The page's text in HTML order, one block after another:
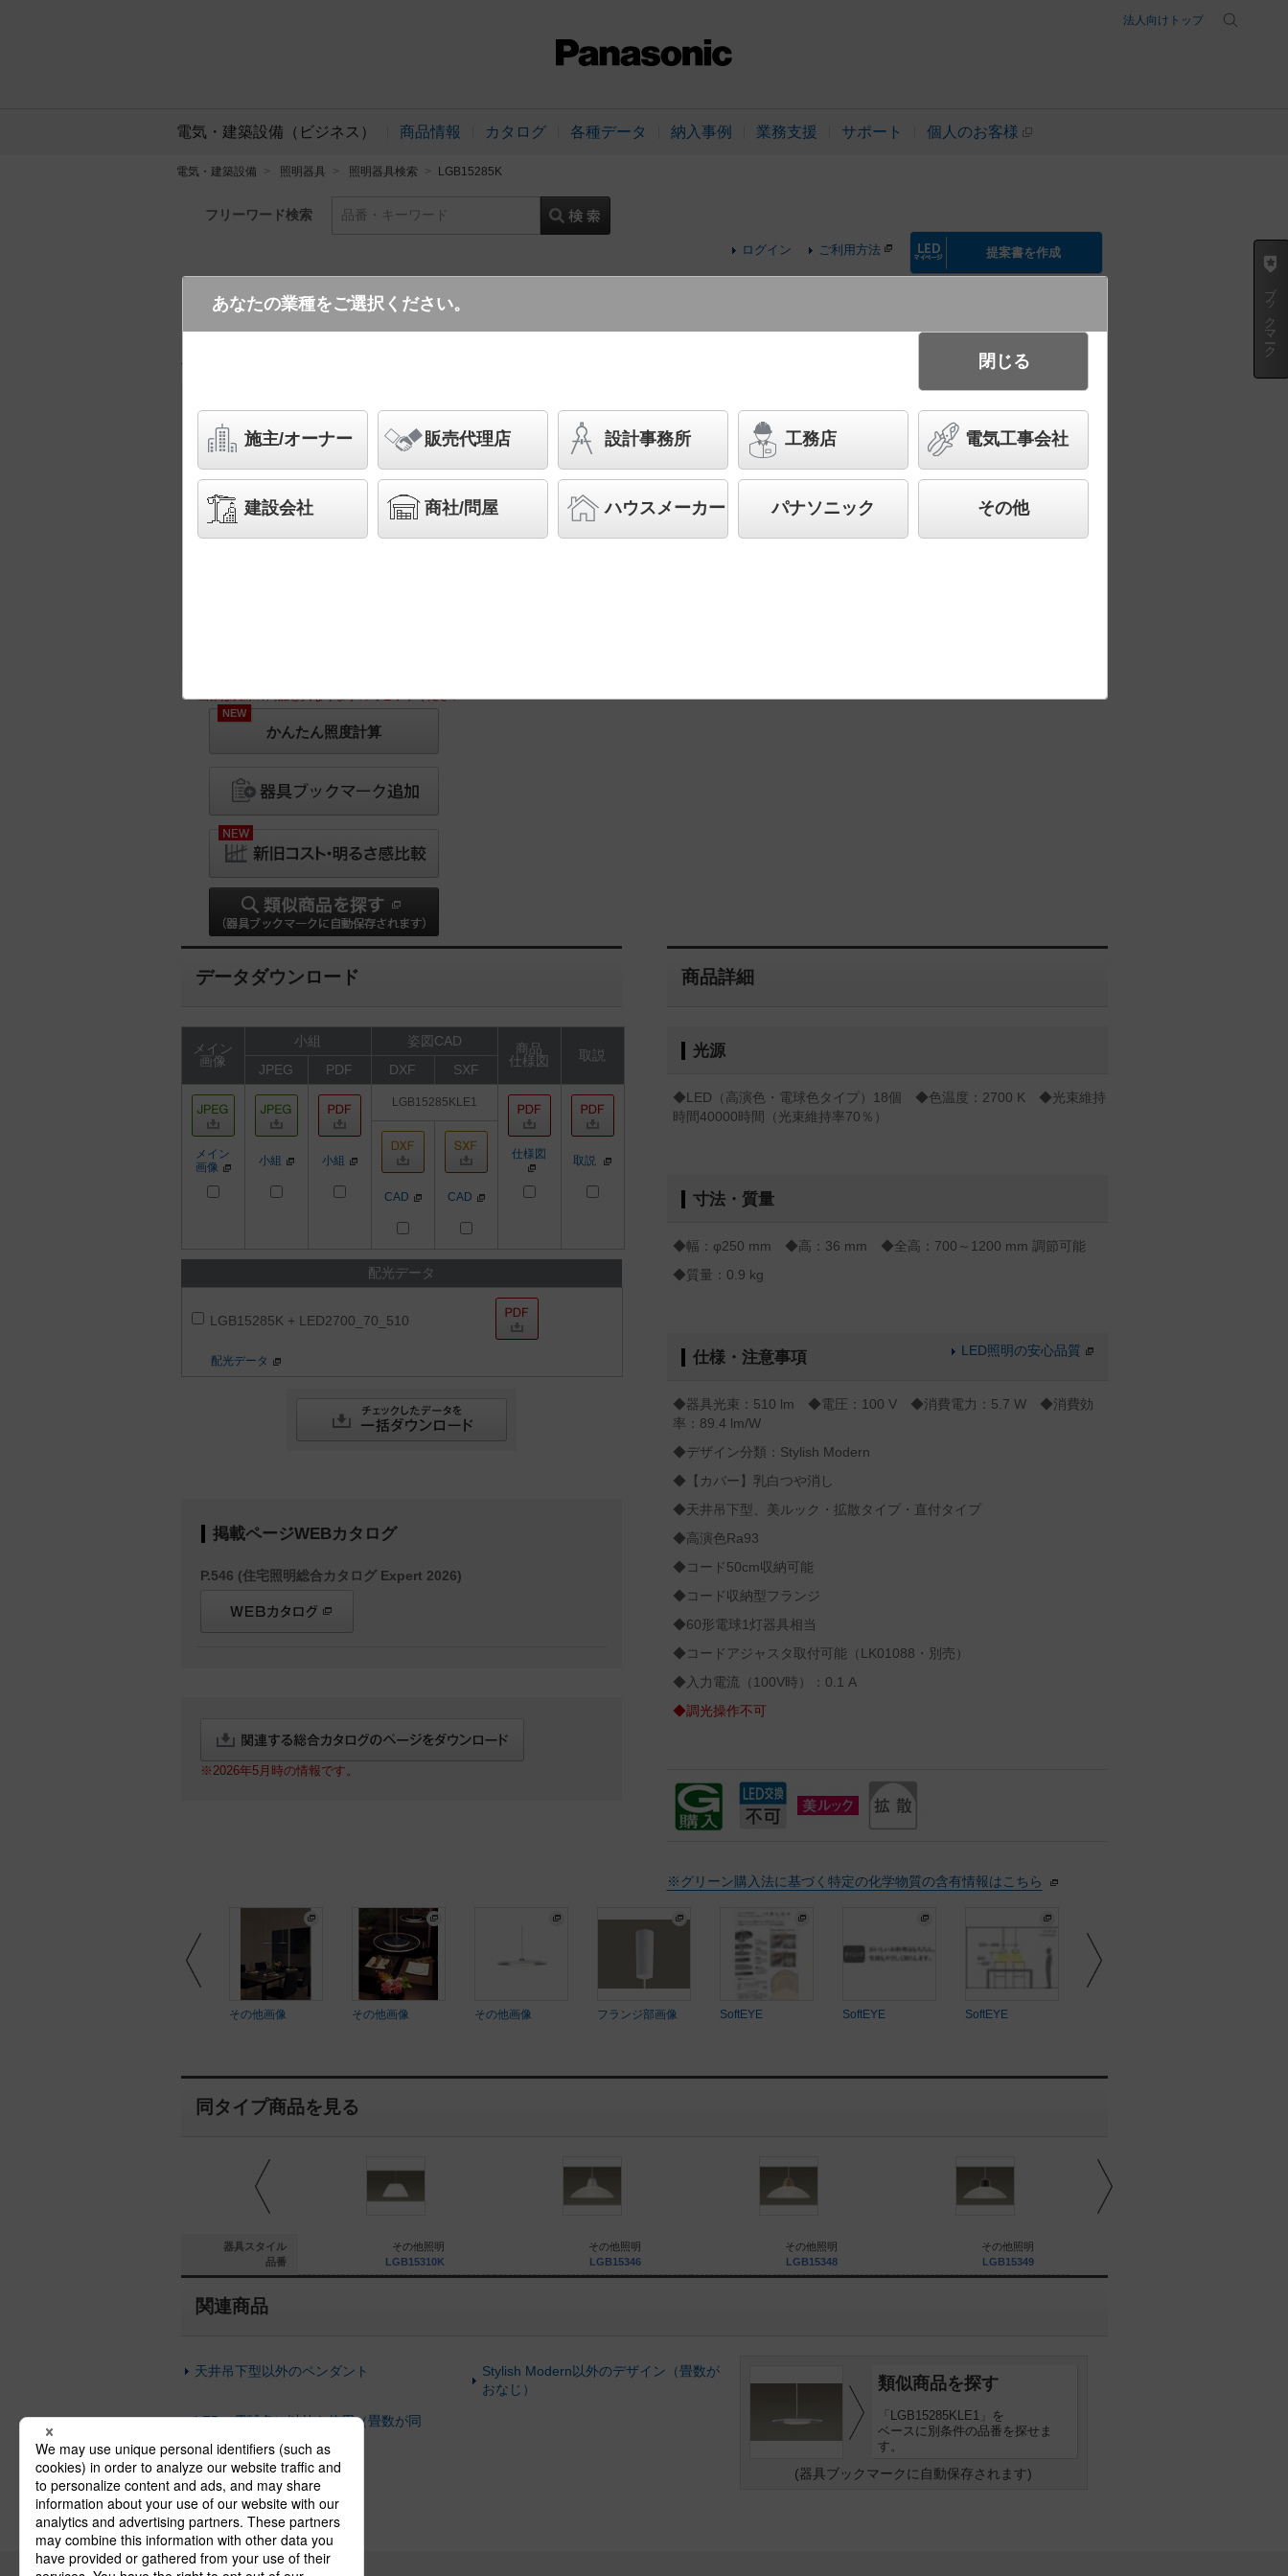
法人向けトップ
電気・建築設備（ビジネス） 商品情報 カタログ 各種データ 納入事例 業務支援 サポート 個人のお客様
電気・建築設備 照明器具 照明器具検索 LGB15285K
フリーワード検索 品番・キーワード
ログイン ご利用方法 提案書を作成
LGB15285K LE1
※画像は実際の商品と異なりますのでご了承ください
NEW
かんたん照度計算
天井吊下型 LED（電球色） ダイニング用ペンダント 美ルック・拡散タイ
プ・直付タイプ パネルミナ 白熱電球60形1灯器具相当
◆工場在庫品
◆希望小売価格 45,500 円（税抜）
LED内蔵、電源ユニット内蔵
データダウンロード
メイン
画像
小組 姿図CAD
商品
仕様図
取説
JPEG
PDF DXF SXF
メイン
画像
小組 小組
LGB15285KLE1
仕様図 取説
CAD CAD
配光データ
LGB15285K + LED2700_70_510
配光データ
掲載ページWEBカタログ
P.546 (住宅照明総合カタログ Expert 2026)
※2026年5月時の情報です。
商品詳細
光源
◆LED（高演色・電球色タイプ）18個 ◆色温度：2700 K ◆光束維持
時間40000時間（光束維持率70％）
寸法・質量
◆幅：φ250 mm ◆高：36 mm ◆全高：700～1200 mm 調節可能
◆質量：0.9 kg
仕様・注意事項 LED照明の安心品質
◆器具光束：510 lm ◆電圧：100 V ◆消費電力：5.7 W ◆消費効
率：89.4 lm/W
◆デザイン分類：Stylish Modern
◆【カバー】乳白つや消し
◆天井吊下型、美ルック・拡散タイプ・直付タイプ
◆高演色Ra93
◆コード50cm収納可能
◆コード収納型フランジ
◆60形電球1灯器具相当
◆コードアジャスタ取付可能（LK01088・別売）
◆入力電流（100V時）：0.1 A
◆調光操作不可
※グリーン購入法に基づく特定の化学物質の含有情報はこちら
その他画像 その他画像 その他画像 フランジ部画像 SoftEYE SoftEYE SoftEYE
同タイプ商品を見る
器具スタイル
品番
その他照明
その他照明
LGB15310K
その他照明
LGB15346
その他照明
LGB15348
その他照明
LGB15349
関連商品
天井吊下型以外のペンダント
Stylish Modern以外のデザイン（畳数が
おなじ）
LED（電球色）以外を使用（畳数が同
類似商品を探す
「LGB15285KLE1」を
ベースに別条件の品番を探せま
す。
(器具ブックマークに自動保存されます)
ブックマーク
あなたの業種をご選択ください。
施主/オーナー 販売代理店 設計事務所 工務店 電気工事会社
建設会社 商社/問屋 ハウスメーカー パナソニック その他
閉じる